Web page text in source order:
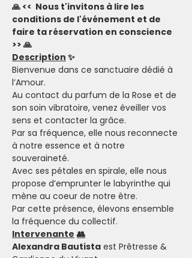
🙏 <<  Nous t'invitons à lire les
conditions de l'événement et de
faire ta réservation en conscience
>> 🙏
Description ✨
Bienvenue dans ce sanctuaire dédié à
l’Amour.
Au contact du parfum de la Rose et de
son soin vibratoire, venez éveiller vos
sens et contacter la grâce.
Par sa fréquence, elle nous reconnecte
à notre essence et à notre
souveraineté.
Avec ses pétales en spirale, elle nous
propose d’emprunter le labyrinthe qui
mène au coeur de notre être.
Par cette présence, élevons ensemble
la fréquence du collectif.
Intervenante 👥
Alexandra Bautista est Prêtresse &